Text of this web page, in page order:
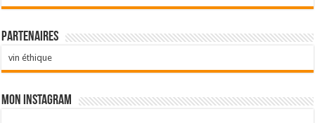
Partenaires
vin éthique
Mon Instagram